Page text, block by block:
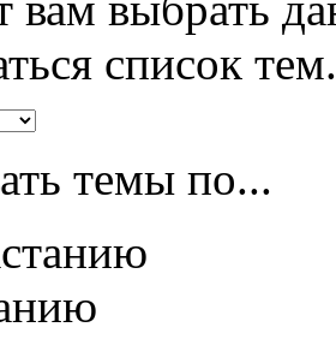
список тем.
темы по...